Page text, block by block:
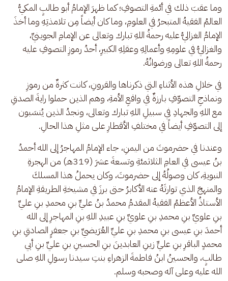
وما عقبَ ذلك في أئمةِ التصوفِ؛ كما ظهرَ الإمامُ أبو طالبٍ المكيُّ
العالمُ الفقيهُ المتبحرُ في العلومِ، وما كان أيضاً مِن تلامذتِهِ وما أخذَ
الإمامُ الغزاليُّ عليه رحمةُ اللهِ تبارك وتعالى عن الإمامِ الجوينيِّ،
والغزاليُّ في علومِهِ وأعمالِهِ وعقلِهِ الكبيرِ، أحدُ رموزِ التصوفِ عليه
رحمةُ اللهِ تعالى ورضوانُهُ.
في خلالِ هذه الأثناءِ التي ذكرناها والقرونِ، كانت كثرةٌ من رموزِ
ونماذجِ التصوّفِ بارزةٌ في واقعِ الأمةِ، وهم الذين حملوا رايةَ الصدقِ
مع اللهِ والجهادِ في سبيلِ اللهِ تبارك وتعالى، ونجدُ الذين يُنسَبون
إلى التصوّفِ أيضاً في مختلفِ الأقطارِ على مثلِ هذا الحالِ.
وعندنا في حضرموتَ من اليمنِ، جاء الإمامُ المهاجرُ إلى الله أحمدُ
بنُ عيسى في العامِ الثلاثمئةِ وتسعةَ عشرَ (319هـ) من الهجرةِ
النبويةِ، كان وصولُهُ إلى حضرموتَ، وكان يحملُ هذا المسلكَ
والمنهجَ الذي توارثَهُ عنه الأكابرُ حتى برزَ في مشيخةِ الطريقةِ الإمامُ
الأستاذُ الأعظمُ الفقيهُ المقدمُ محمدُ بنُ عليٍّ بنِ محمدِ بنِ عليِّ
بنِ علويِّ بنِ محمدِ بنِ علويِّ بنِ عبيدِ اللهِ بنِ المهاجرِ إلى الله
أحمدَ بنِ عيسى بنِ محمدِ بنِ عليِّ العُرَيضيِّ بنِ جعفرٍ الصادقِ بنِ
محمدٍ الباقرِ بنِ عليٍّ زينِ العابدينَ بنِ الحسينِ بنِ عليِّ بنِ أبي
طالبٍ، والحسينُ ابنُ فاطمةَ الزهراءِ بنتِ سيدنا رسولِ اللهِ صلى
الله عليه وعلى آله وصحبه وسلم.